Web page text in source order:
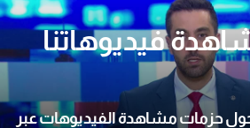
فيديوهاتنا
حزمات مشاهدة الفيديوهات عبر